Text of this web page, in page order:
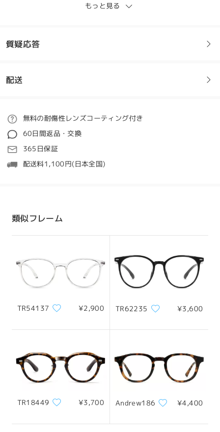
もっと見る
質疑応答
フレームについてご質問がある場合は、以下からお問い合わせく
質問する
配送
ご注文
処理時間
5-7営業日
詳細
配送時間
配送
無料の耐傷性レンズコーティング付き
60日間返品・交換
365日保証
配送料1,100円(日本全国)
類似フレーム
TR54137 ¥2,900 TR62235 ¥3,600
TR18449 ¥3,700 Andrew186 ¥4,400